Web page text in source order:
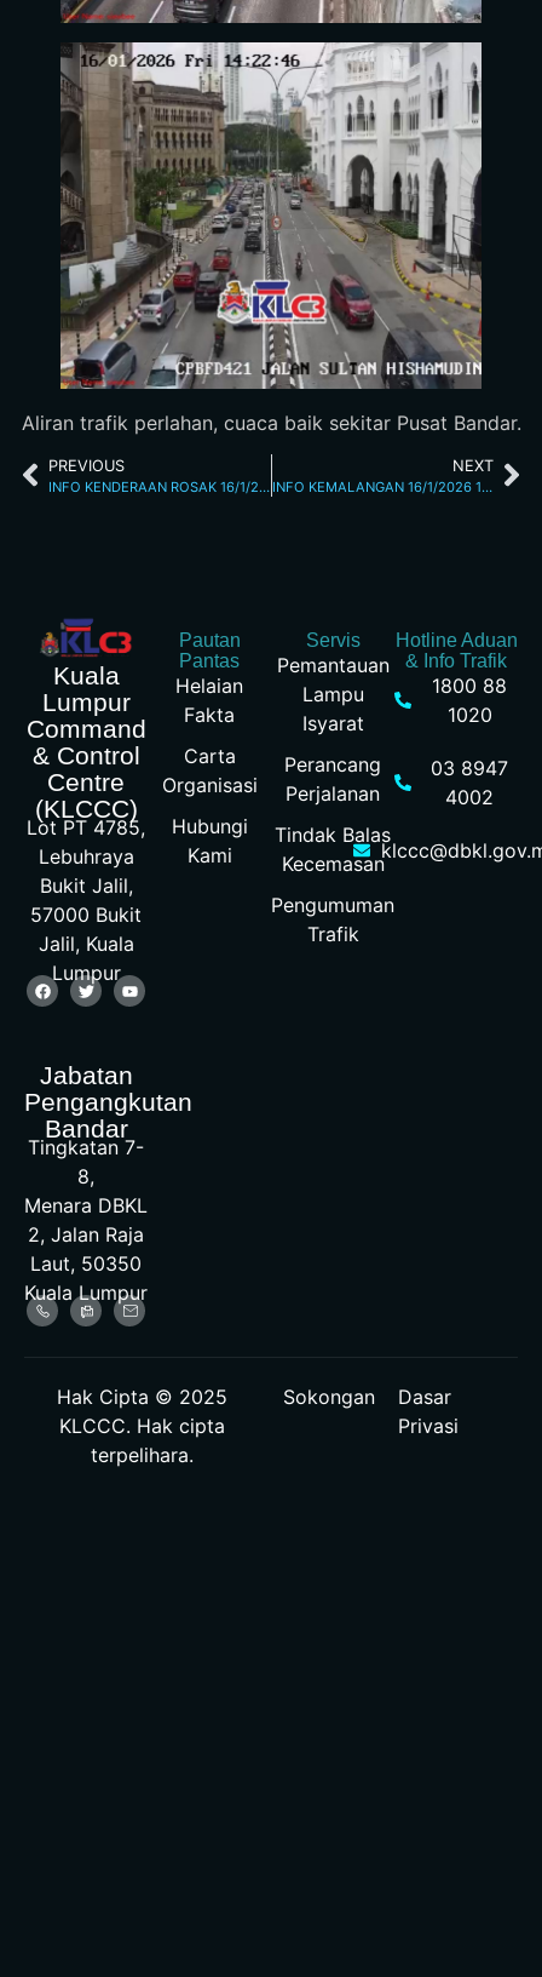
Aliran trafik perlahan, cuaca baik sekitar Pusat Bandar.
PREVIOUS
INFO KENDERAAN ROSAK 16/1/2026 12.15 PM
NEXT
INFO KEMALANGAN 16/1/2026 1.24 PM
Kuala
Lumpur
Command
& Control
Centre
(KLCCC)
Lot PT 4785,
Lebuhraya
Bukit Jalil,
57000 Bukit
Jalil, Kuala
Lumpur
Jabatan
Pengangkutan
Bandar
Tingkatan 7-
8,
Menara DBKL
2, Jalan Raja
Laut, 50350
Kuala Lumpur
Pautan
Pantas
Helaian
Fakta
Carta
Organisasi
Hubungi
Kami
Servis
Pemantauan
Lampu
Isyarat
Perancang
Perjalanan
Tindak Balas
Kecemasan
Pengumuman
Trafik
Hotline Aduan
& Info Trafik
1800 88
1020
03 8947
4002
Hak Cipta © 2025
KLCCC. Hak cipta
terpelihara.
Sokongan
Dasar
Privasi